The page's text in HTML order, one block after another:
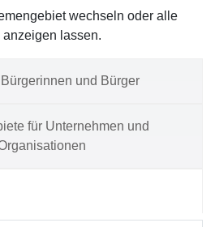
wechseln oder alle
lassen.
und Bürger
für Unternehmen und